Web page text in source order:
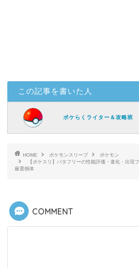
この記事を書いた人
ポケらくライター＆攻略班
HOME ポケモンスリープ
ポケモン
【ポケスリ】バタフリーの性能評価・進化・出現
厳選個体
COMMENT